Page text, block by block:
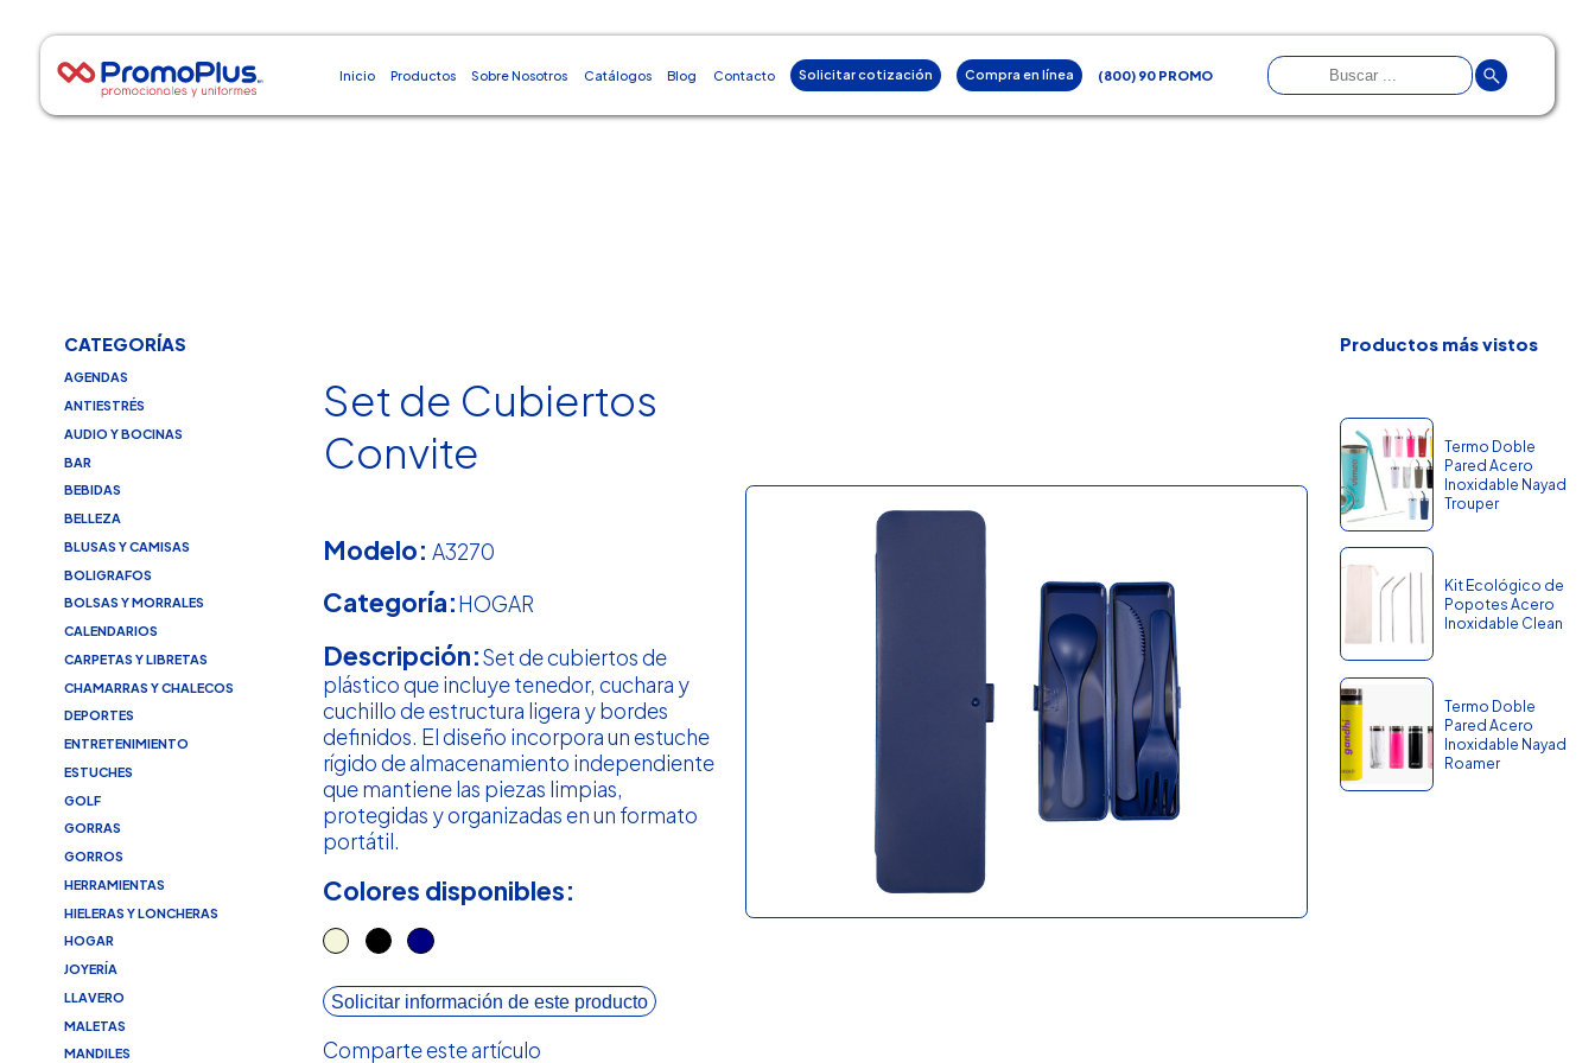
Inicio Productos Sobre Nosotros Catálogos Blog Contacto Solicitar cotización Compra en línea (800) 90 PROMO
CATEGORÍAS
AGENDAS
ANTIESTRÉS
AUDIO Y BOCINAS
BAR
BEBIDAS
BELLEZA
BLUSAS Y CAMISAS
BOLIGRAFOS
BOLSAS Y MORRALES
CALENDARIOS
CARPETAS Y LIBRETAS
CHAMARRAS Y CHALECOS
DEPORTES
ENTRETENIMIENTO
ESTUCHES
GOLF
GORRAS
GORROS
HERRAMIENTAS
HIELERAS Y LONCHERAS
HOGAR
JOYERÍA
LLAVERO
MALETAS
MANDILES
Set de Cubiertos
Convite
Modelo: A3270
Categoría:HOGAR
Descripción:Set de cubiertos de
plástico que incluye tenedor, cuchara y
cuchillo de estructura ligera y bordes
definidos. El diseño incorpora un estuche
rígido de almacenamiento independiente
que mantiene las piezas limpias,
protegidas y organizadas en un formato
portátil.
Colores disponibles:
Solicitar información de este producto
Comparte este artículo
Productos más vistos
Termo Doble
Pared Acero
Inoxidable Nayad
Trouper
Kit Ecológico de
Popotes Acero
Inoxidable Clean
Termo Doble
Pared Acero
Inoxidable Nayad
Roamer